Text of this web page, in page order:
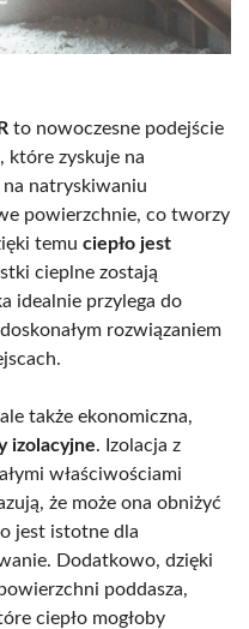
to nowoczesne podejście
które zyskuje na
natryskiwaniu
powierzchnie, co tworzy
temu ciepło jest
cieplne zostają
idealnie przylega do
rozwiązaniem
także ekonomiczna,
izolacyjne. Izolacja z
właściwościami
że może ona obniżyć
jest istotne dla
Dodatkowo, dzięki
poddasza,
ciepło mogłoby